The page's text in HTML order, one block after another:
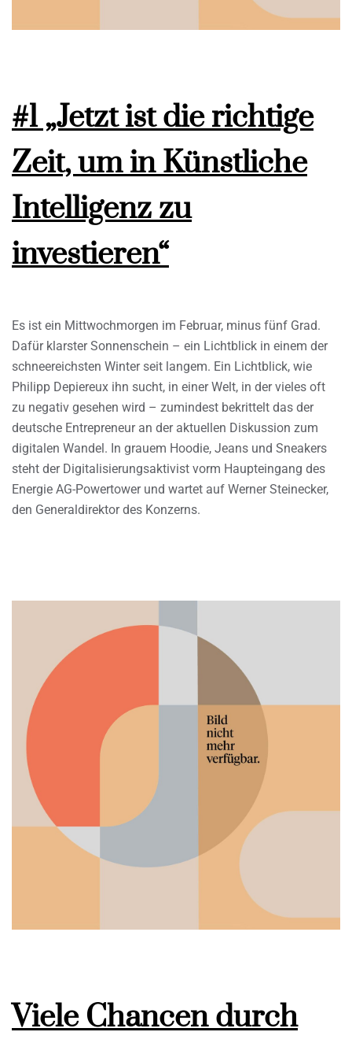
#1 „Jetzt ist die richtige
Zeit, um in Künstliche
Intelligenz zu
investieren“
Es ist ein Mittwochmorgen im Februar, minus fünf Grad.
Dafür klarster Sonnenschein – ein Lichtblick in einem der
schneereichsten Winter seit langem. Ein Lichtblick, wie
Philipp Depiereux ihn sucht, in einer Welt, in der vieles oft
zu negativ gesehen wird – zumindest bekrittelt das der
deutsche Entrepreneur an der aktuellen Diskussion zum
digitalen Wandel. In grauem Hoodie, Jeans und Sneakers
steht der Digitalisierungsaktivist vorm Haupteingang des
Energie AG-Powertower und wartet auf Werner Steinecker,
den Generaldirektor des Konzerns.
Viele Chancen durch